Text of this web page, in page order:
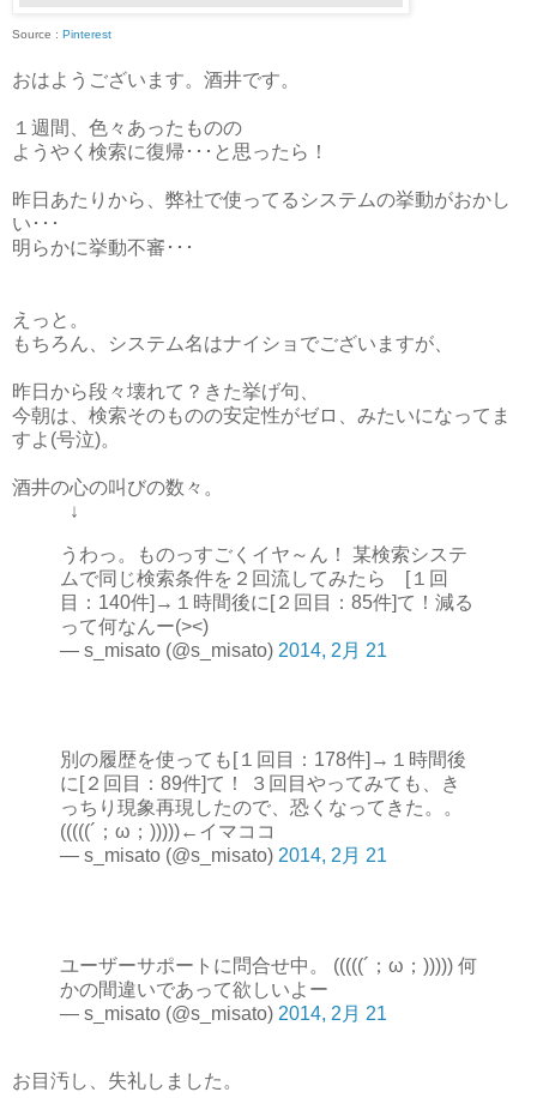
Source : Pinterest
おはようございます。酒井です。
１週間、色々あったものの
ようやく検索に復帰･･･と思ったら！
昨日あたりから、弊社で使ってるシステムの挙動がおかし
い･･･
明らかに挙動不審･･･
えっと。
もちろん、システム名はナイショでございますが、
昨日から段々壊れて？きた挙げ句、
今朝は、検索そのものの安定性がゼロ、みたいになってま
すよ(号泣)。
酒井の心の叫びの数々。
↓
うわっ。ものっすごくイヤ～ん！ 某検索システ
ムで同じ検索条件を２回流してみたら [１回
目：140件]→１時間後に[２回目：85件]て！減る
って何なんー(><)
— s_misato (@s_misato) 2014, 2月 21
別の履歴を使っても[１回目：178件]→１時間後
に[２回目：89件]て！ ３回目やってみても、き
っちり現象再現したので、恐くなってきた。。
(((((´；ω；)))))←イマココ
— s_misato (@s_misato) 2014, 2月 21
ユーザーサポートに問合せ中。 (((((´；ω；))))) 何
かの間違いであって欲しいよー
— s_misato (@s_misato) 2014, 2月 21
お目汚し、失礼しました。